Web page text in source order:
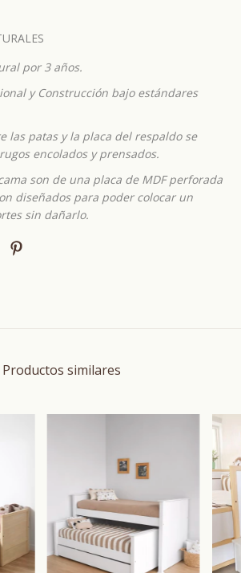
por 3 años.
y Construcción bajo estándares
las patas y la placa del respaldo se
encolados y prensados.
son de una placa de MDF perforada
diseñados para poder colocar un
sin dañarlo.
Productos similares